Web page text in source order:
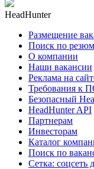
HeadHunter
Размещение
Поиск по
О компании
Наши вакансии
Реклама на
Требования к
Безопасный
HeadHunter API
Партнерам
Инвесторам
Каталог
Поиск по
Сетка: соцсеть